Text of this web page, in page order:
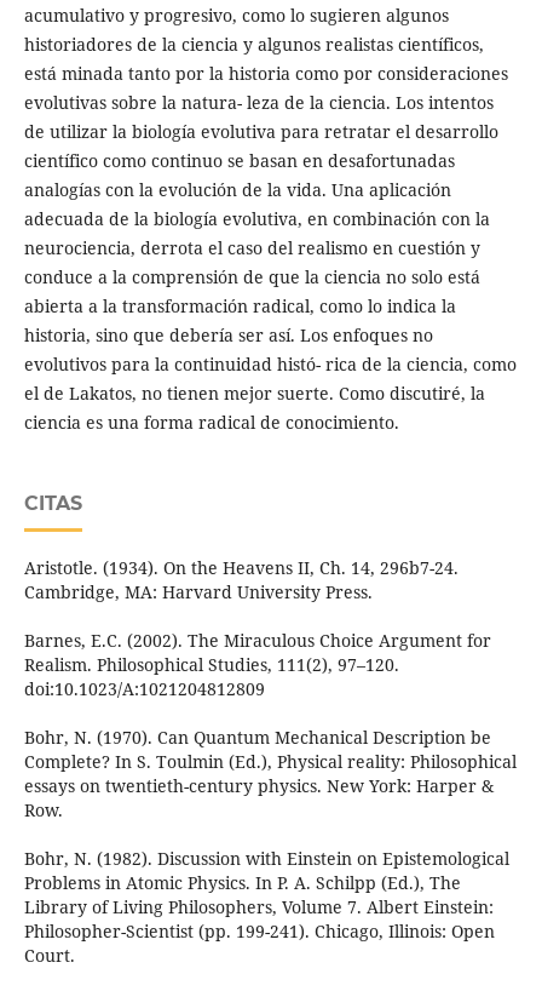
acumulativo y progresivo, como lo sugieren algunos
historiadores de la ciencia y algunos realistas científicos,
está minada tanto por la historia como por consideraciones
evolutivas sobre la natura- leza de la ciencia. Los intentos
de utilizar la biología evolutiva para retratar el desarrollo
científico como continuo se basan en desafortunadas
analogías con la evolución de la vida. Una aplicación
adecuada de la biología evolutiva, en combinación con la
neurociencia, derrota el caso del realismo en cuestión y
conduce a la comprensión de que la ciencia no solo está
abierta a la transformación radical, como lo indica la
historia, sino que debería ser así. Los enfoques no
evolutivos para la continuidad histó- rica de la ciencia, como
el de Lakatos, no tienen mejor suerte. Como discutiré, la
ciencia es una forma radical de conocimiento.
CITAS
Aristotle. (1934). On the Heavens II, Ch. 14, 296b7-24.
Cambridge, MA: Harvard University Press.
Barnes, E.C. (2002). The Miraculous Choice Argument for
Realism. Philosophical Studies, 111(2), 97–120.
doi:10.1023/A:1021204812809
Bohr, N. (1970). Can Quantum Mechanical Description be
Complete? In S. Toulmin (Ed.), Physical reality: Philosophical
essays on twentieth-century physics. New York: Harper &
Row.
Bohr, N. (1982). Discussion with Einstein on Epistemological
Problems in Atomic Physics. In P. A. Schilpp (Ed.), The
Library of Living Philosophers, Volume 7. Albert Einstein:
Philosopher-Scientist (pp. 199-241). Chicago, Illinois: Open
Court.